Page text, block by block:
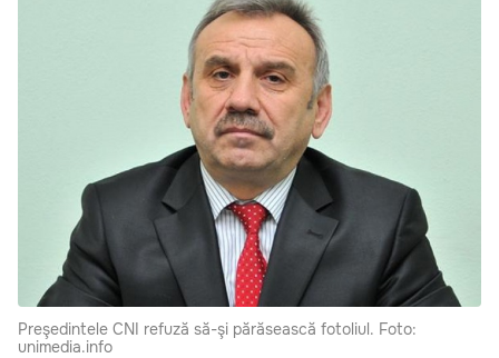
Preşedintele CNI refuză să-şi părăsească fotoliul. Foto:
unimedia.info